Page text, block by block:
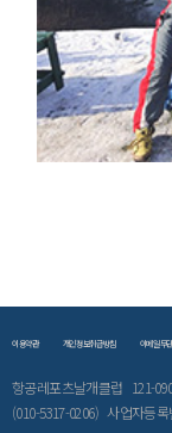
이용약관 개인정보취급방침 이메일무
항공레포츠날개클럽 121-
(010-5317-0206) 사업자등